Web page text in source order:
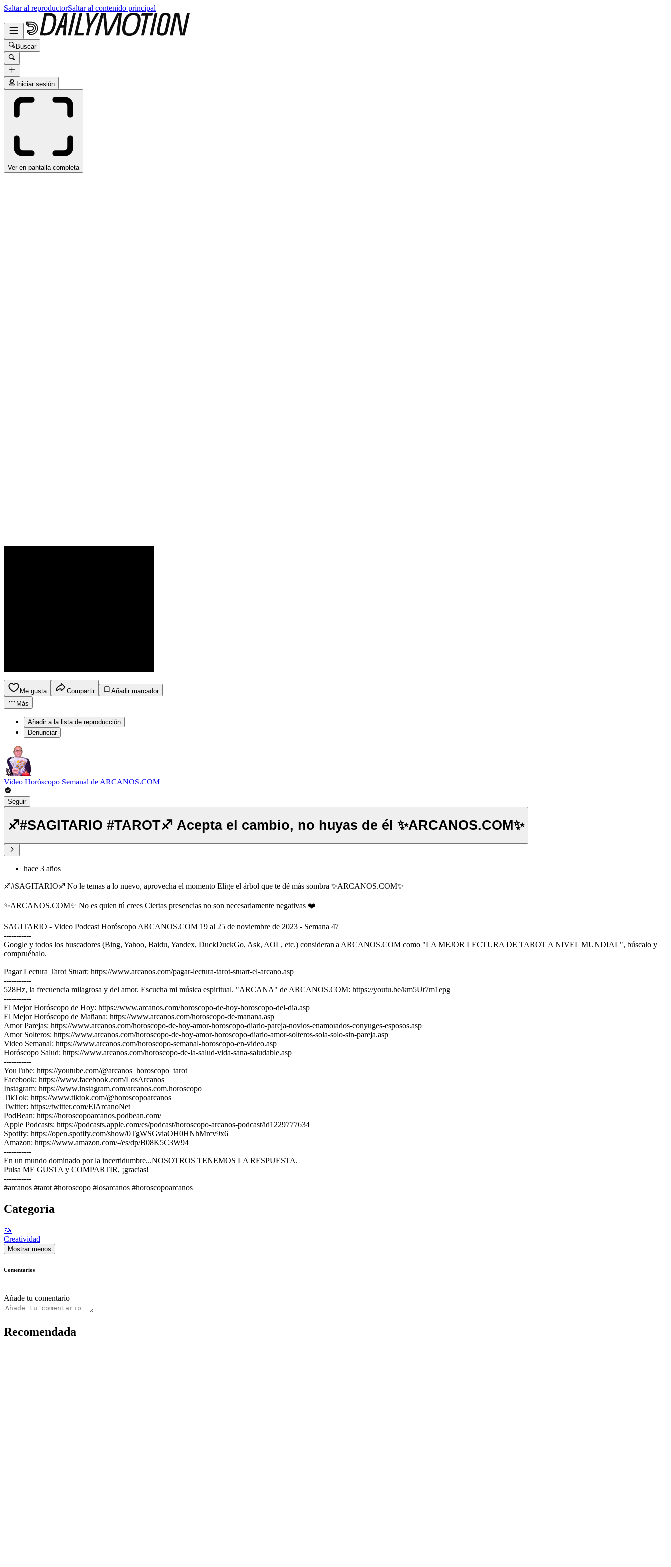
Saltar al reproductorSaltar al contenido principal
Buscar
Iniciar sesión
Ver en pantalla completa
Me gusta Compartir
Añadir marcador
Más
Añadir a la lista de reproducción
Denunciar
Video Horóscopo Semanal de ARCANOS.COM
Seguir
♐️#SAGITARIO #TAROT♐️ Acepta el cambio, no huyas de él ✨ARCANOS.COM✨
hace 3 años
♐️#SAGITARIO♐️ No le temas a lo nuevo, aprovecha el momento Elige el árbol que te dé más sombra ✨ARCANOS.COM✨
✨ARCANOS.COM✨ No es quien tú crees Ciertas presencias no son necesariamente negativas ❤️
SAGITARIO - Video Podcast Horóscopo ARCANOS.COM 19 al 25 de noviembre de 2023 - Semana 47
-----------
Google y todos los buscadores (Bing, Yahoo, Baidu, Yandex, DuckDuckGo, Ask, AOL, etc.) consideran a ARCANOS.COM como "LA MEJOR LECTURA DE TAROT A NIVEL MUNDIAL", búscalo y
compruébalo.
Pagar Lectura Tarot Stuart: https://www.arcanos.com/pagar-lectura-tarot-stuart-el-arcano.asp
-----------
528Hz, la frecuencia milagrosa y del amor. Escucha mi música espiritual. "ARCANA" de ARCANOS.COM: https://youtu.be/km5Ut7m1epg
-----------
El Mejor Horóscopo de Hoy: https://www.arcanos.com/horoscopo-de-hoy-horoscopo-del-dia.asp
El Mejor Horóscopo de Mañana: https://www.arcanos.com/horoscopo-de-manana.asp
Amor Parejas: https://www.arcanos.com/horoscopo-de-hoy-amor-horoscopo-diario-pareja-novios-enamorados-conyuges-esposos.asp
Amor Solteros: https://www.arcanos.com/horoscopo-de-hoy-amor-horoscopo-diario-amor-solteros-sola-solo-sin-pareja.asp
Video Semanal: https://www.arcanos.com/horoscopo-semanal-horoscopo-en-video.asp
Horóscopo Salud: https://www.arcanos.com/horoscopo-de-la-salud-vida-sana-saludable.asp
-----------
YouTube: https://youtube.com/@arcanos_horoscopo_tarot
Facebook: https://www.facebook.com/LosArcanos
Instagram: https://www.instagram.com/arcanos.com.horoscopo
TikTok: https://www.tiktok.com/@horoscopoarcanos
Twitter: https://twitter.com/ElArcanoNet
PodBean: https://horoscopoarcanos.podbean.com/
Apple Podcasts: https://podcasts.apple.com/es/podcast/horoscopo-arcanos-podcast/id1229777634
Spotify: https://open.spotify.com/show/0TgWSGviaOH0HNhMrcv9x6
Amazon: https://www.amazon.com/-/es/dp/B08K5C3W94
-----------
En un mundo dominado por la incertidumbre...NOSOTROS TENEMOS LA RESPUESTA.
Pulsa ME GUSTA y COMPARTIR, ¡gracias!
-----------
#arcanos #tarot #horoscopo #losarcanos #horoscopoarcanos
Categoría
🦄
Creatividad
Mostrar menos
Comentarios
Añade tu comentario
Recomendada